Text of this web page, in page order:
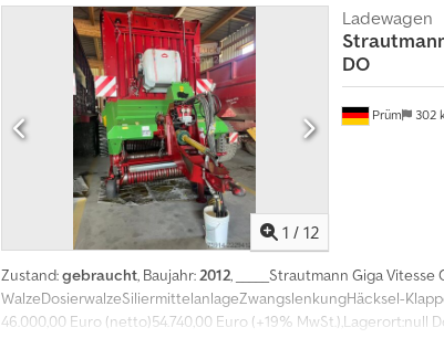
1 / 12
Prüm 302
Ladewagen
DO
Zustand:gebraucht, Baujahr:2012, _____Strautmann Giga Vitesse
WalzeDosierwalzeSiliermittelanlageZwangslenkungHäcksel-
46.000,00 Euro (netto)54.740,00 Euro (+19% MwSt.),Lagerort:null